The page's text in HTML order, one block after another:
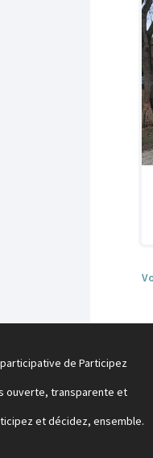
de Participez
ouverte, transparente et
et décidez, ensemble.